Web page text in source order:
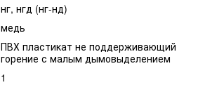
нг, нгд (нг-нд)
медь
ПВХ пластикат не поддерживающий
горение с малым дымовыделением
1